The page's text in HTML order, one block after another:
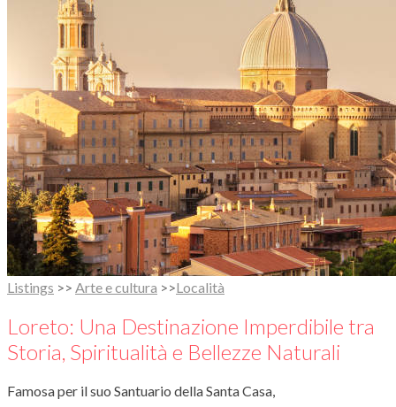
Listings >> Arte e cultura >>Località
Loreto: Una Destinazione Imperdibile tra
Storia, Spiritualità e Bellezze Naturali
Famosa per il suo Santuario della Santa Casa,